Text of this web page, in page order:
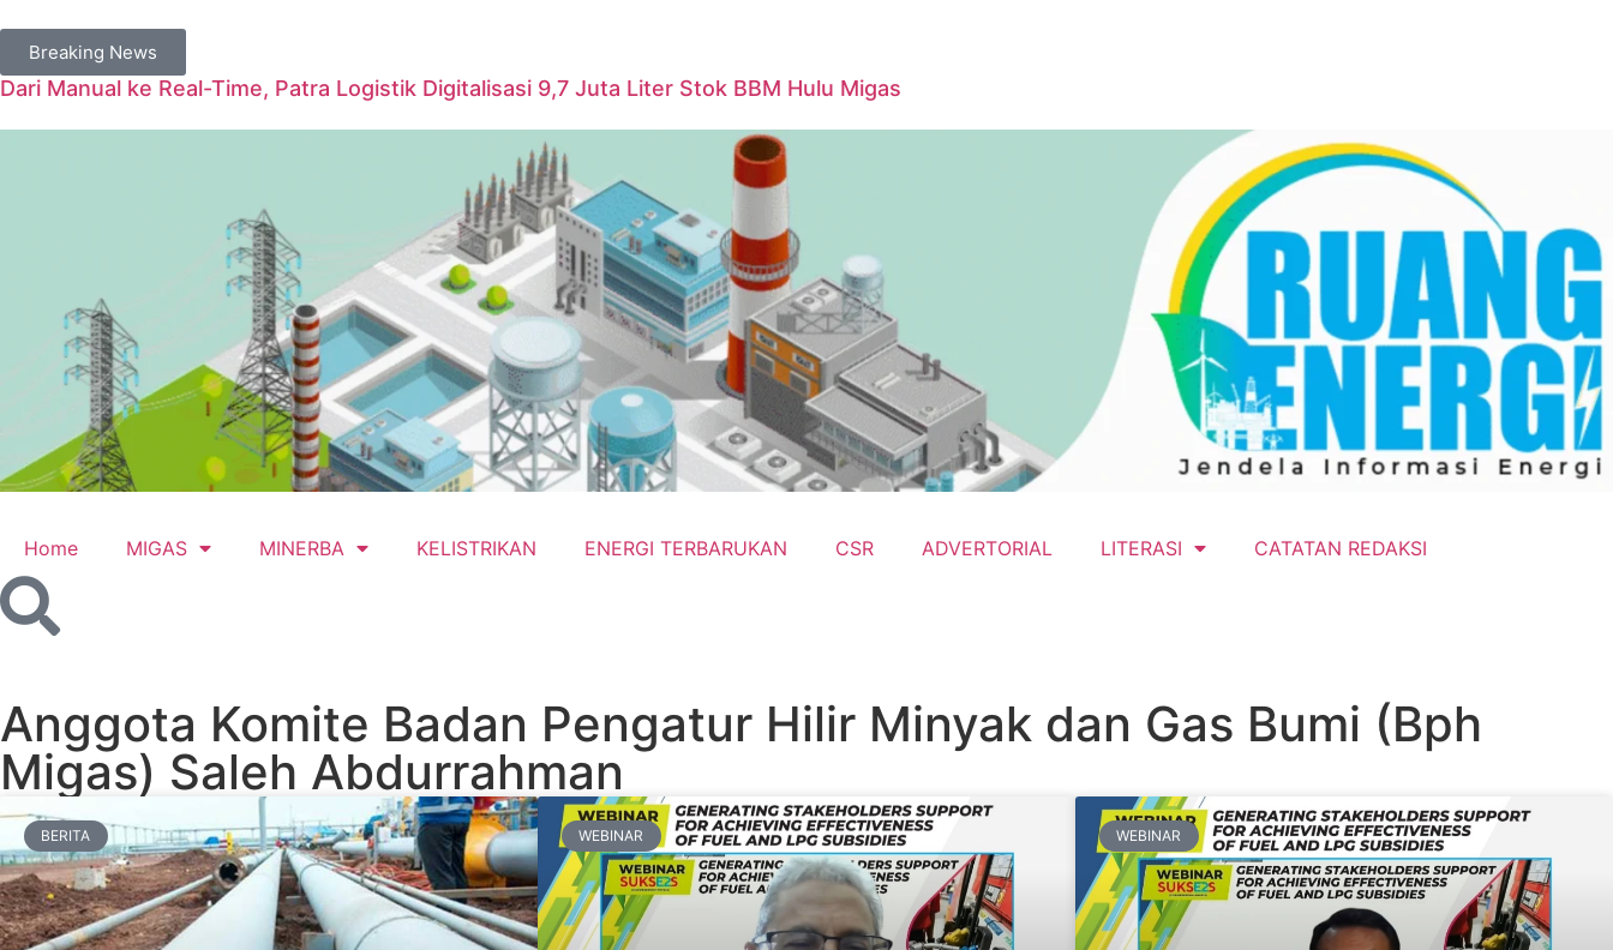
Breaking News
Dari Manual ke Real-Time, Patra Logistik Digitalisasi 9,7 Juta Liter Stok BBM Hulu Migas
Home MIGAS MINERBA KELISTRIKAN ENERGI TERBARUKAN CSR ADVERTORIAL LITERASI CATATAN REDAKSI
Anggota Komite Badan Pengatur Hilir Minyak dan Gas Bumi (Bph
Migas) Saleh Abdurrahman
BERITA WEBINAR WEBINAR